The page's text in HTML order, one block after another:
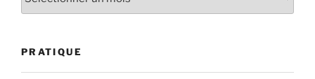
PRATIQUE